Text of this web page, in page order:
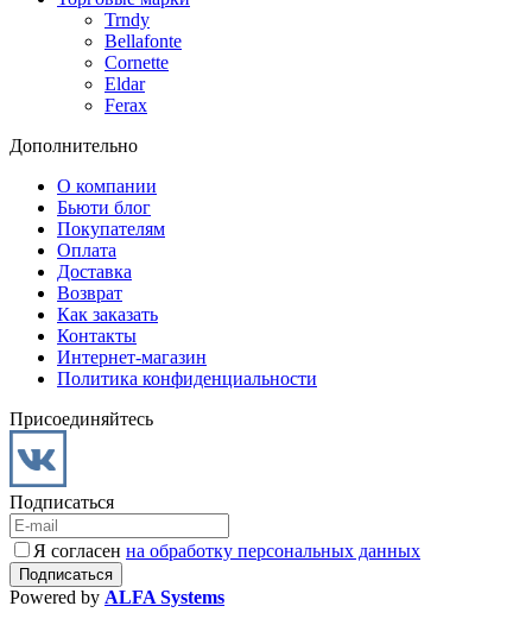
Trndy
Bellafonte
Cornette
Eldar
Ferax
Дополнительно
О компании
Бьюти блог
Покупателям
Оплата
Доставка
Возврат
Как заказать
Контакты
Интернет-магазин
Политика конфиденциальности
Присоединяйтесь
Подписаться
Я согласен на обработку персональных данных
Powered by ALFA Systems